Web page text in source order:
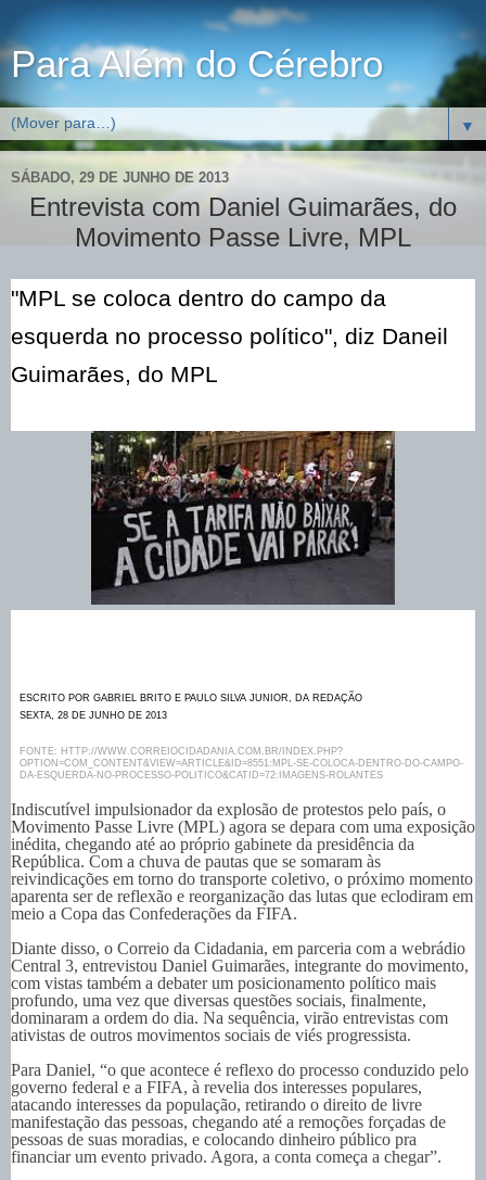
Para Além do Cérebro
▼
SÁBADO, 29 DE JUNHO DE 2013
Entrevista com Daniel Guimarães, do
Movimento Passe Livre, MPL
"MPL se coloca dentro do campo da
esquerda no processo político", diz Daneil
Guimarães, do MPL
ESCRITO POR GABRIEL BRITO E PAULO SILVA JUNIOR, DA REDAÇÃO
SEXTA, 28 DE JUNHO DE 2013
FONTE: HTTP://WWW.CORREIOCIDADANIA.COM.BR/INDEX.PHP?
OPTION=COM_CONTENT&VIEW=ARTICLE&ID=8551:MPL-SE-COLOCA-DENTRO-DO-CAMPO-
DA-ESQUERDA-NO-PROCESSO-POLITICO&CATID=72:IMAGENS-ROLANTES
Indiscutível impulsionador da explosão de protestos pelo país, o
Movimento Passe Livre (MPL) agora se depara com uma exposição
inédita, chegando até ao próprio gabinete da presidência da
República. Com a chuva de pautas que se somaram às
reivindicações em torno do transporte coletivo, o próximo momento
aparenta ser de reflexão e reorganização das lutas que eclodiram em
meio a Copa das Confederações da FIFA.
Diante disso, o Correio da Cidadania, em parceria com a webrádio
Central 3, entrevistou Daniel Guimarães, integrante do movimento,
com vistas também a debater um posicionamento político mais
profundo, uma vez que diversas questões sociais, finalmente,
dominaram a ordem do dia. Na sequência, virão entrevistas com
ativistas de outros movimentos sociais de viés progressista.
Para Daniel, “o que acontece é reflexo do processo conduzido pelo
governo federal e a FIFA, à revelia dos interesses populares,
atacando interesses da população, retirando o direito de livre
manifestação das pessoas, chegando até a remoções forçadas de
pessoas de suas moradias, e colocando dinheiro público pra
financiar um evento privado. Agora, a conta começa a chegar”.